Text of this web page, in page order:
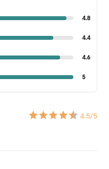
4.8
4.4
4.6
5
4.5/5